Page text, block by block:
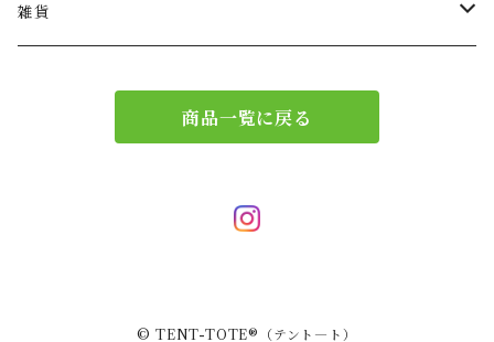
ショルダー
バッグチャーム
雑貨
商品一覧に戻る
© TENT-TOTE®（テント―ト）